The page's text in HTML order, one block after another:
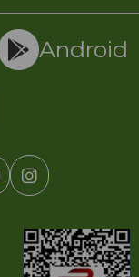
Android